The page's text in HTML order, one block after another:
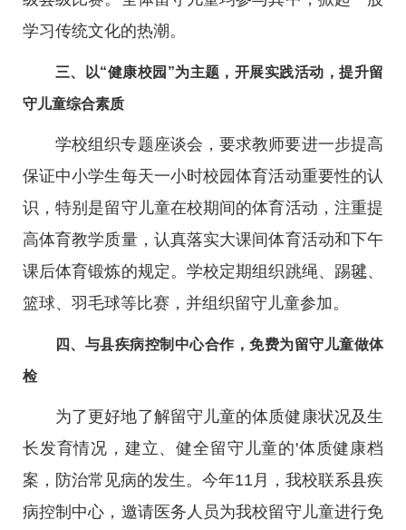
学习传统文化的热潮。
三、以“健康校园”为主题，开展实践活动，提升留
守儿童综合素质
学校组织专题座谈会，要求教师要进一步提高
保证中小学生每天一小时校园体育活动重要性的认
识，特别是留守儿童在校期间的体育活动，注重提
高体育教学质量，认真落实大课间体育活动和下午
课后体育锻炼的规定。学校定期组织跳绳、踢毽、
篮球、羽毛球等比赛，并组织留守儿童参加。
四、与县疾病控制中心合作，免费为留守儿童做体
检
为了更好地了解留守儿童的体质健康状况及生
长发育情况，建立、健全留守儿童的'体质健康档
案，防治常见病的发生。今年11月，我校联系县疾
病控制中心，邀请医务人员为我校留守儿童进行免